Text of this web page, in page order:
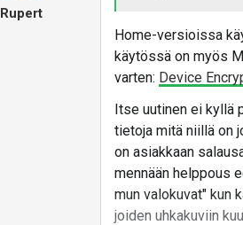
Rupert
Home-versioissa
käytössä on myös
varten: Device
Itse uutinen ei kyllä
tietoja mitä niillä on
on asiakkaan
mennään helppous
mun valokuvat" kun
joiden uhkakuviin